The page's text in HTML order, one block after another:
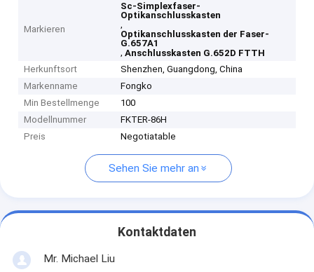
Markieren
Sc-Simplexfaser-
Optikanschlusskasten
,
Optikanschlusskasten der Faser-
G.657A1
,Anschlusskasten G.652D FTTH
Herkunftsort
Shenzhen, Guangdong, China
Markenname
Fongko
Min Bestellmenge
100
Modellnummer
FKTER-86H
Preis
Negotiatable
Sehen Sie mehr an
Kontaktdaten
Mr. Michael Liu